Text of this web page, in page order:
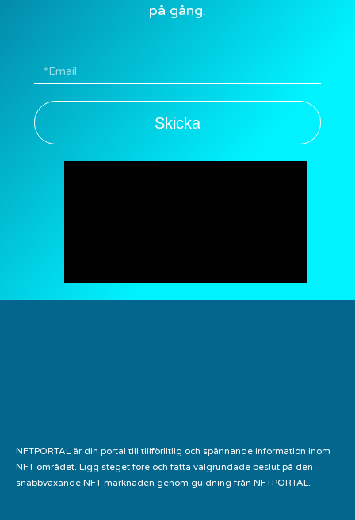
på gång.
Skicka
NFTPORTAL är din portal till tillförlitlig och spännande information inom
NFT området. Ligg steget före och fatta välgrundade beslut på den
snabbväxande NFT marknaden genom guidning från NFTPORTAL.